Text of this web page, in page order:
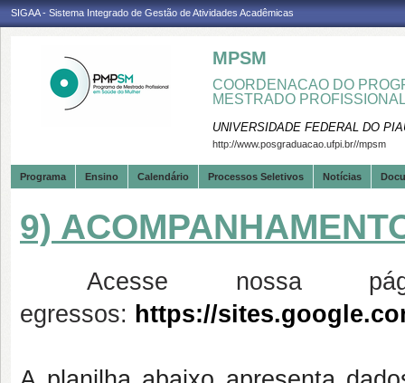
SIGAA - Sistema Integrado de Gestão de Atividades Acadêmicas
MPSM
COORDENACAO DO
MESTRADO
UNIVERSIDADE FEDERAL DO
http://www.posgraduacao.ufpi.br//mpsm
Programa Ensino Calendário Processos Seletivos Notícias
9)
Acesse nossa
egressos: https://